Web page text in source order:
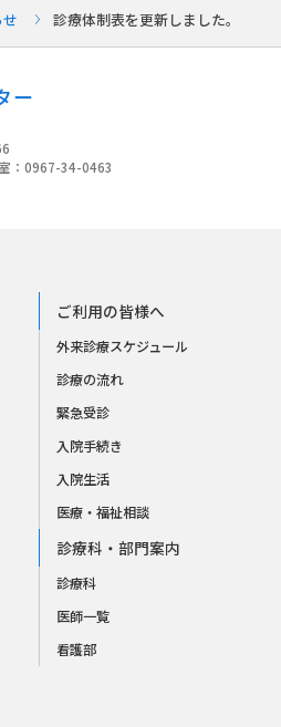
診療体制表を更新しました。
ー
：0967-34-0463
ご利用の皆様へ
外来診療スケジュール
診療の流れ
緊急受診
入院手続き
入院生活
医療・福祉相談
診療科・部門案内
診療科
医師一覧
看護部